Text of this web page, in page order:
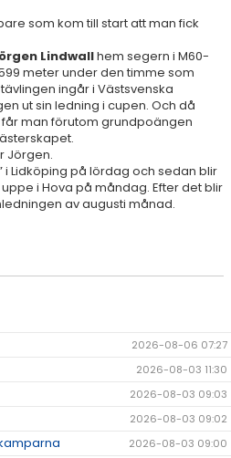
som kom till start att man fick
Lindwallhem segern i M60-
meter under den timme som
ingår i Västsvenska
ut sin ledning i cupen. Och då
man förutom grundpoängen
Jörgen.
i Lidköping på lördag och sedan blir
i Hova på måndag. Efter det blir
av augusti månad.
2026-08-06 07:27
2026-08-03 11:30
2026-08-03 09:03
2026-08-03 09:02
2026-08-03 09:00